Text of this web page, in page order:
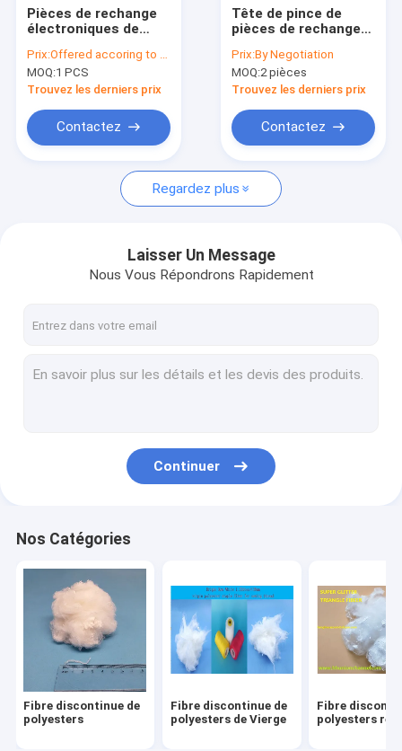
Nouvelles
Cas
Fibre discontinue de polyesters
Fibre discontinue de polyesters réutilisée
Pièces de rechange de métier à tisser de Sulzer
Polyester ignifuge
Enduisez le polyester teint
Fibre synthétique de polyester
Pièces de métier à tisser d'Airjet
Pièces de rechange de rotation d'extrémité ouverte
Pièces de rechange
électroniques de
Picanol BE83038
B160907 BE55989 de
textile
Prix:Offered accoring to the Qty ,Exchange Rate
MOQ:1 PCS
Trouvez les derniers prix
Contactez
Tête de pince de
pièces de rechange
Picanol PGW (LH)
PGW (RH) BE71766
BE71774 B72746
Prix:By Negotiation
MOQ:2 pièces
Trouvez les derniers prix
Contactez
Regardez plus
Laisser Un Message
Nous Vous Répondrons Rapidement
Continuer
Nos Catégories
Fibre discontinue de
polyesters
Fibre discontinue de
polyesters de Vierge
Fibre
polyesters